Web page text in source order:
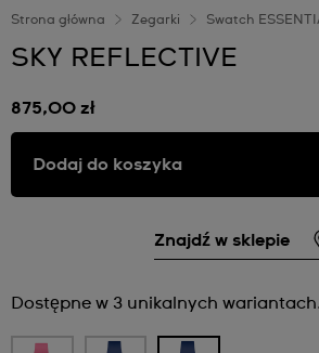
Strona główna Zegarki Swatch
SKY REFLECTIVE
875,00 zł
Dodaj do koszyka
Znajdź w sklepie
Dostępne w 3 unikalnych